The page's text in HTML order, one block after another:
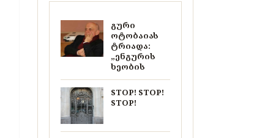
გური
ოტობაიას
ტრიადა:
„ენგურის
ხეობის
STOP! STOP!
STOP!